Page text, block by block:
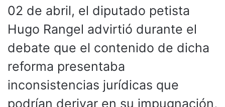
02 de abril, el diputado petista
Hugo Rangel advirtió durante el
debate que el contenido de dicha
reforma presentaba
inconsistencias jurídicas que
podrían derivar en su impugnación,